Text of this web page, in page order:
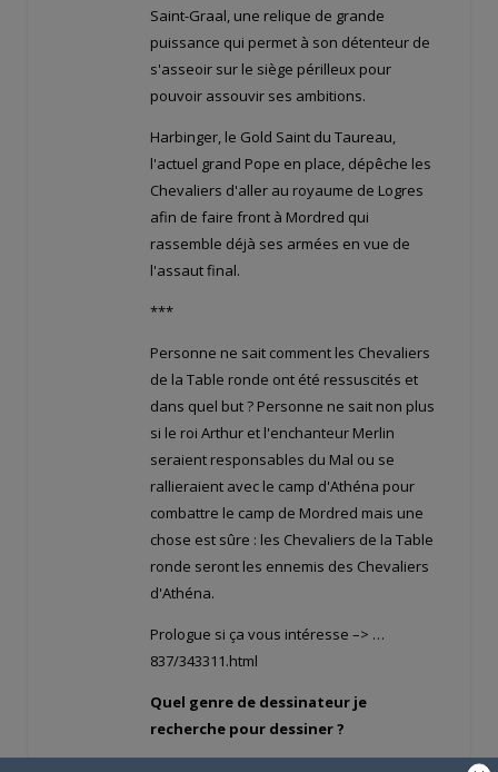
Saint-Graal, une relique de grande
puissance qui permet à son détenteur de
s'asseoir sur le siège périlleux pour
pouvoir assouvir ses ambitions.
Harbinger, le Gold Saint du Taureau,
l'actuel grand Pope en place, dépêche les
Chevaliers d'aller au royaume de Logres
afin de faire front à Mordred qui
rassemble déjà ses armées en vue de
l'assaut final.
***
Personne ne sait comment les Chevaliers
de la Table ronde ont été ressuscités et
dans quel but ? Personne ne sait non plus
si le roi Arthur et l'enchanteur Merlin
seraient responsables du Mal ou se
rallieraient avec le camp d'Athéna pour
combattre le camp de Mordred mais une
chose est sûre : les Chevaliers de la Table
ronde seront les ennemis des Chevaliers
d'Athéna.
Prologue si ça vous intéresse –> …
837/343311.html
Quel genre de dessinateur je
recherche pour dessiner ?